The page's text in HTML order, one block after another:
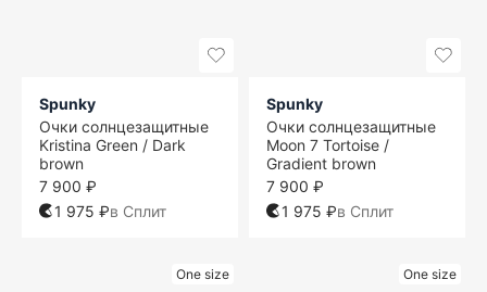
Spunky
Очки солнцезащитные
Kristina Green / Dark
brown
7 900 ₽
1 975 ₽в Сплит
Spunky
Очки солнцезащитные
Moon 7 Tortoise /
Gradient brown
7 900 ₽
1 975 ₽в Сплит
One size One size